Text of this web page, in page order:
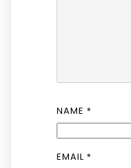
NAME *
EMAIL *